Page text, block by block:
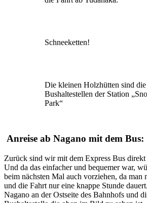
Schneeketten!
Die kleinen Holzhütten sind die
Bushaltestellen der Station
Park“
Anreise ab Nagano mit dem Bus:
Zurück sind wir mit dem Express Bus direkt
Und da das einfacher und bequemer war,
beim nächsten Mal auch vorziehen, da man
und die Fahrt nur eine knappe Stunde
Nagano an der Ostseite des Bahnhofs und